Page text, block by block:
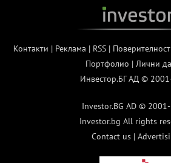
Контакти | Реклама | RSS| Поверителност
Портфолио | Лични
Инвестор.БГ АД ©
Investor.BG AD ©
Investor.bg All rights
Contact us |